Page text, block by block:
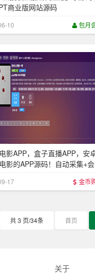
商业版网站源码
10 包月
影APP，盒子直播APP，安
影的APP源码！自动采集+
17 金币
共 3 页/34条 首页
关于